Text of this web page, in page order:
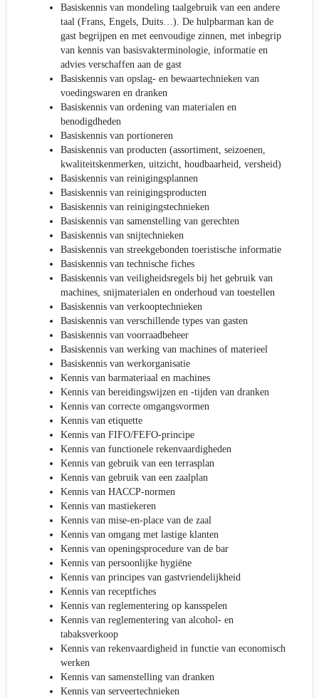
Basiskennis van mondeling taalgebruik van een andere
taal (Frans, Engels, Duits…). De hulpbarman kan de
gast begrijpen en met eenvoudige zinnen, met inbegrip
van kennis van basisvakterminologie, informatie en
advies verschaffen aan de gast
Basiskennis van opslag- en bewaartechnieken van
voedingswaren en dranken
Basiskennis van ordening van materialen en
benodigdheden
Basiskennis van portioneren
Basiskennis van producten (assortiment, seizoenen,
kwaliteitskenmerken, uitzicht, houdbaarheid, versheid)
Basiskennis van reinigingsplannen
Basiskennis van reinigingsproducten
Basiskennis van reinigingstechnieken
Basiskennis van samenstelling van gerechten
Basiskennis van snijtechnieken
Basiskennis van streekgebonden toeristische informatie
Basiskennis van technische fiches
Basiskennis van veiligheidsregels bij het gebruik van
machines, snijmaterialen en onderhoud van toestellen
Basiskennis van verkooptechnieken
Basiskennis van verschillende types van gasten
Basiskennis van voorraadbeheer
Basiskennis van werking van machines of materieel
Basiskennis van werkorganisatie
Kennis van barmateriaal en machines
Kennis van bereidingswijzen en -tijden van dranken
Kennis van correcte omgangsvormen
Kennis van etiquette
Kennis van FIFO/FEFO-principe
Kennis van functionele rekenvaardigheden
Kennis van gebruik van een terrasplan
Kennis van gebruik van een zaalplan
Kennis van HACCP-normen
Kennis van mastiekeren
Kennis van mise-en-place van de zaal
Kennis van omgang met lastige klanten
Kennis van openingsprocedure van de bar
Kennis van persoonlijke hygiëne
Kennis van principes van gastvriendelijkheid
Kennis van receptfiches
Kennis van reglementering op kansspelen
Kennis van reglementering van alcohol- en
tabaksverkoop
Kennis van rekenvaardigheid in functie van economisch
werken
Kennis van samenstelling van dranken
Kennis van serveertechnieken